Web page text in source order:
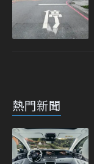
熱門新聞